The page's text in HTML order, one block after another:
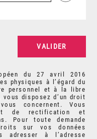
du 27 avril 2016
physiques à l’égard du
personnel et à la libre
vous disposez d’un droit
concernent. Vous
de rectification et
Pour toute demande
sur vos données
adresser à l’adresse